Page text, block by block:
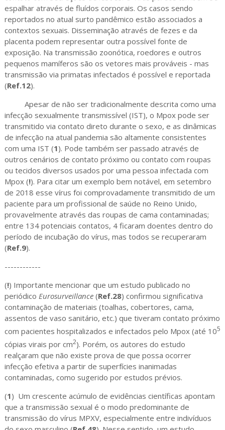
espalhar através de fluídos corporais. Os casos sendo
reportados no atual surto pandêmico estão associados a
contextos sexuais. Disseminação através de fezes e da
placenta podem representar outra possível fonte de
exposição. Na transmissão zoonótica, roedores e outros
pequenos mamíferos são os vetores mais prováveis - mas
transmissão via primatas infectados é possível e reportada
(Ref.12).
Apesar de não ser tradicionalmente descrita como uma
infecção sexualmente transmissível (IST), o Mpox pode ser
transmitido via contato direto durante o sexo, e as dinâmicas
de infecção na atual pandemia são altamente consistentes
com uma IST (1). Pode também ser passado através de
outros cenários de contato próximo ou contato com roupas
ou tecidos diversos usados por uma pessoa infectada com
Mpox (!). Para citar um exemplo bem notável, em setembro
de 2018 esse vírus foi comprovadamente transmitido de um
paciente para um profissional de saúde no Reino Unido,
provavelmente através das roupas de cama contaminadas;
entre 134 potenciais contatos, 4 ficaram doentes dentro do
período de incubação do vírus, mas todos se recuperaram
(Ref.9).
------------
(!) Importante mencionar que um estudo publicado no
periódico Eurosurveillance(Ref.28) confirmou significativa
contaminação de materiais (toalhas, cobertores, cama,
assentos de vaso sanitário, etc.) que tiveram contato próximo
com pacientes hospitalizados e infectados pelo Mpox (até 105
cópias virais por cm2). Porém, os autores do estudo
realçaram que não existe prova de que possa ocorrer
infecção efetiva a partir de superfícies inanimadas
contaminadas, como sugerido por estudos prévios.
(1) Um crescente acúmulo de evidências científicas apontam
que a transmissão sexual é o modo predominante de
transmissão do vírus MPXV, especialmente entre indivíduos